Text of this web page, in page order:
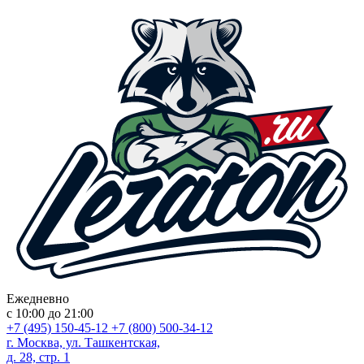
Ежедневно
с 10:00 до 21:00
+7 (495) 150-45-12 +7 (800) 500-34-12
г. Москва, ул. Ташкентская,
д. 28, стр. 1